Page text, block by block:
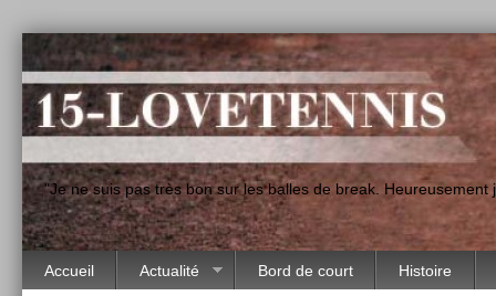
"Je ne suis pas très bon sur les balles de break.
Accueil Actualité Bord de court Histoire